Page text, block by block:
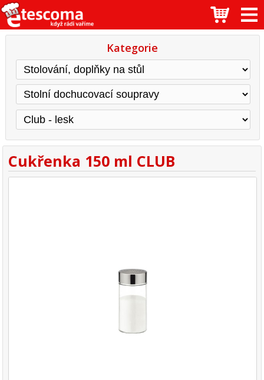
Kategorie
Cukřenka 150 ml CLUB